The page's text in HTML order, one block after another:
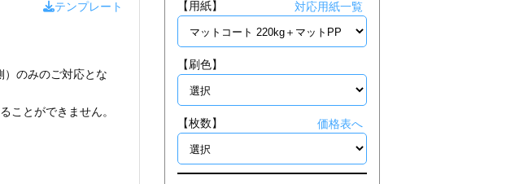
テンプレート
のみのご対応とな
ことができません。
【用紙】 対応用紙一覧
【刷色】
【枚数】 価格表へ